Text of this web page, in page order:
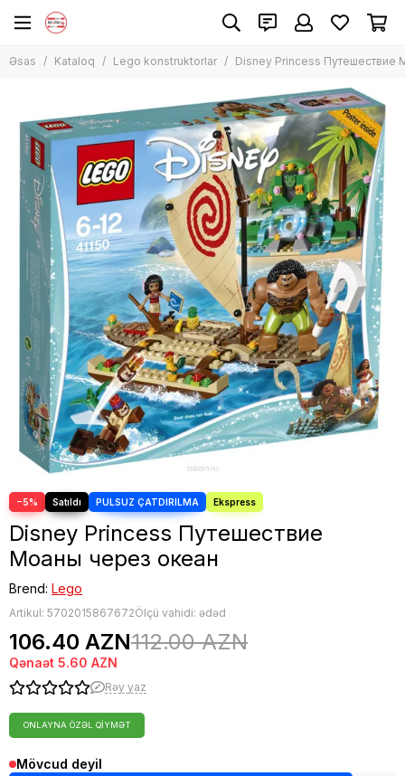
Lego konstruktorlar
Lego Technic
Lego City
Lego Harry Potter
Lego Creator
Lego Duplo
Lego Disney və Friends
Lego Ninjago
Lego Minecraft
Lego Star Wars
Digər modellər
Əsas Kataloq Lego konstruktorlar Disney Princess Путешествие
−5%
Disney Princess Путешествие
Моаны через океан
Brend: Lego
Artikul: 5702015867672Ölçü vahidi: ədəd
106.40 AZN112.00 AZN
Qənaət 5.60 AZN
Rəy yaz
ONLAYNA ÖZƏL QIYMƏT
Mövcud deyil